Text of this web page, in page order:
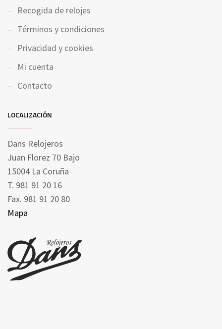
Recogida de relojes
Términos y condiciones
Privacidad y cookies
Mi cuenta
Contacto
LOCALIZACIÓN
Dans Relojeros
Juan Florez 70 Bajo
15004 La Coruña
T. 981 91 20 16
Fax. 981 91 20 80
Mapa